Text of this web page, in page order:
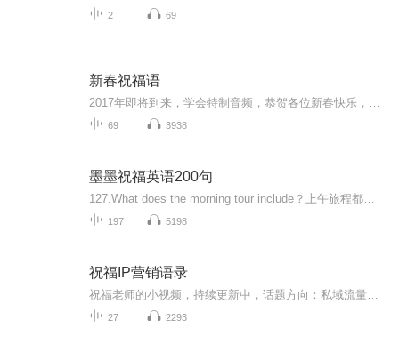
2 69
新春祝福语
69 3938
墨墨祝福英语200句
197 5198
祝福IP营销语录
27 2293